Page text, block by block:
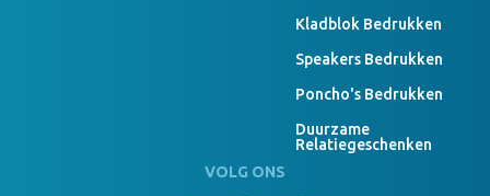
Kladblok Bedrukken
Speakers Bedrukken
Poncho's Bedrukken
Duurzame
Relatiegeschenken
VOLG ONS